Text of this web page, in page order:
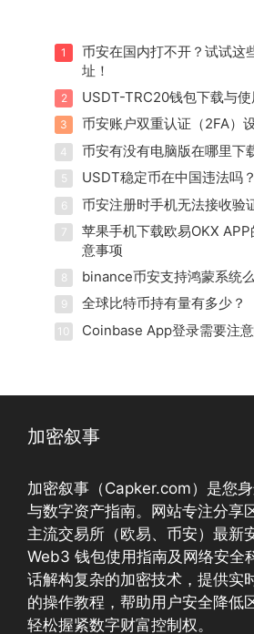
1
币安在国内打不开？试试这
址！
2 USDT-TRC20钱包下载与
3 币安账户双重认证（2FA）
4 币安有没有电脑版在哪里下
5 USDT稳定币在中国违法吗？
6 币安注册时手机无法接收验
7
苹果手机下载欧易OKX
意事项
8 binance币安支持鸿蒙系统
9 全球比特币持有量有多少？
10 Coinbase App登录需要注
加密叙事
加密叙事（Capker.com）是您
与数字资产指南。网站专注分享
主流交易所（欧易、币安）最新
Web3 钱包使用指南及网络安全
话解构复杂的加密技术，提供实
的操作教程，帮助用户安全降低
轻松握紧数字财富控制权。